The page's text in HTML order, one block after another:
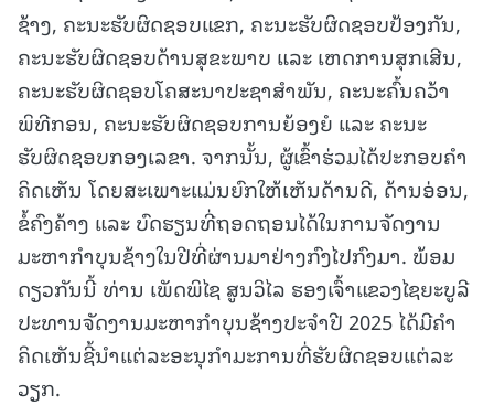
ຊ້າງ, ຄະນະຮັບຜິດຊອບແຂກ, ຄະນະຮັບຜິດຊອບປ້ອງກັນ,
ຄະນະຮັບຜິດຊອບດ້ານສຸຂະພາບ ແລະ ເຫດການສຸກເສີນ,
ຄະນະຮັບຜິດຊອບໂຄສະນາປະຊາສໍາພັນ, ຄະນະຄົ້ນຄວ້າ
ພິທີກອນ, ຄະນະຮັບຜິດຊອບການຍ້ອງຍໍ ແລະ ຄະນະ
ຮັບຜິດຊອບກອງເລຂາ. ຈາກນັ້ນ, ຜູ້ເຂົ້າຮ່ວມໄດ້ປະກອບຄໍາ
ຄິດເຫັນ ໂດຍສະເພາະແມ່ນຍົກໃຫ້ເຫັນດ້ານດີ, ດ້ານອ່ອນ,
ຂໍ້ຄົງຄ້າງ ແລະ ບົດຮຽນທີ່ຖອດຖອນໄດ້ໃນການຈັດງານ
ມະຫາກໍາບຸນຊ້າງໃນປີທີ່ຜ່ານມາຢ່າງກົງໄປກົງມາ. ພ້ອມ
ດຽວກັນນີ້ ທ່ານ ເພັດພິໄຊ ສູນວິໄລ ຮອງເຈົ້າແຂວງໄຊຍະບູລີ
ປະທານຈັດງານມະຫາກໍາບຸນຊ້າງປະຈໍາປີ 2025 ໄດ້ມີຄໍາ
ຄິດເຫັນຊີ້ນໍາແຕ່ລະອະນຸກໍາມະການທີ່ຮັບຜິດຊອບແຕ່ລະ
ວຽກ.